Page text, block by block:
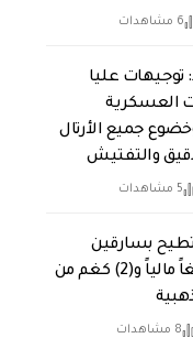
6 مشاهدات
توجيهات عليا
العسكرية
جميع الأرتال
والتفتيش
5 مشاهدات
بسارقين
وتستعيد مبلغاً مالياً و(2) كغم من
8 مشاهدات